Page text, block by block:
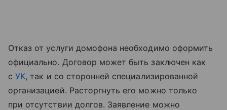
Отказ от услуги домофона необходимо оформить
официально. Договор может быть заключен как
сУК, так и со сторонней специализированной
организацией. Расторгнуть его можно только
при отсутствии долгов. Заявление можно